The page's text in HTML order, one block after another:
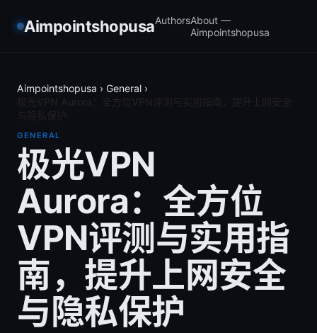
AimpointshopusaAuthorsAbout —
Aimpointshopusa
Aimpointshopusa › General ›
GENERAL
极光VPN
Aurora：全方位
VPN评测与实用指
南，提升上网安全
与隐私保护